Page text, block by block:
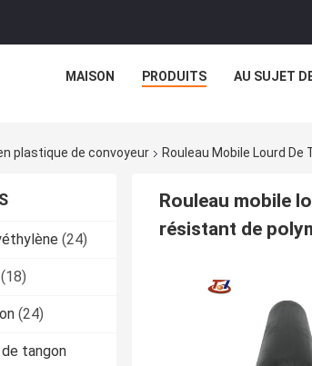
MAISON PRODUITS AU SUJET
plastique de convoyeur Rouleau Mobile Lourd De
(24)
(18)
(24)
tangon
Rouleau mobile
résistant de